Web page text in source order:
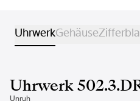
UhrwerkGehäuse
Uhrwerk
Unruh